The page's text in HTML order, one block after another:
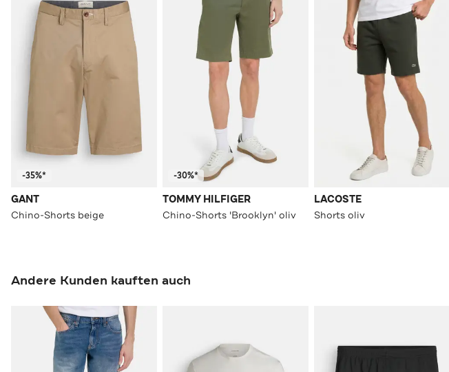
-35%*
GANT
Chino-Shorts beige
-30%*
TOMMY HILFIGER
Chino-Shorts 'Brooklyn' oliv
LACOSTE
Shorts oliv
Andere Kunden kauften auch